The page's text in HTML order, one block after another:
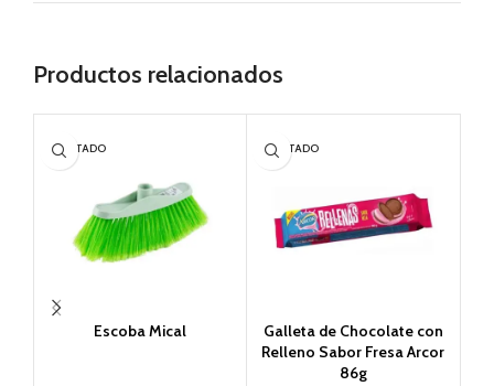
Productos relacionados
AGOTADO
Escoba Mical
AGOTADO
Galleta de Chocolate con
Relleno Sabor Fresa Arcor
86g